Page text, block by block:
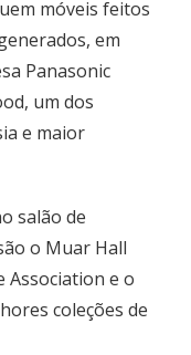
móveis feitos
em
Panasonic
um dos
e maior
salão de
o Muar Hall
e o
coleções de